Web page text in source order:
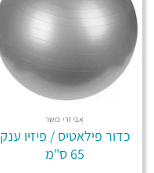
אביזרי כושר
כדור פילאטיס / פיזיו ענק
65 ס"מ